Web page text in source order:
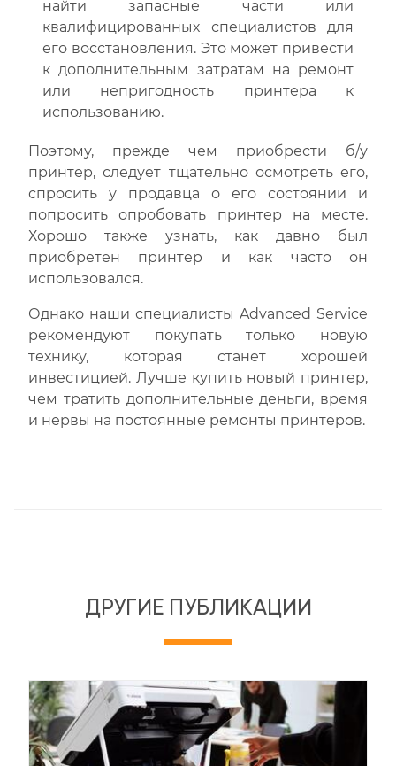
найти запасные части или
квалифицированных специалистов для
его восстановления. Это может привести
к дополнительным затратам на ремонт
или непригодность принтера к
использованию.
Поэтому, прежде чем приобрести б/у
принтер, следует тщательно осмотреть его,
спросить у продавца о его состоянии и
попросить опробовать принтер на месте.
Хорошо также узнать, как давно был
приобретен принтер и как часто он
использовался.
Однако наши специалисты Advanced Service
рекомендуют покупать только новую
технику, которая станет хорошей
инвестицией. Лучше купить новый принтер,
чем тратить дополнительные деньги, время
и нервы на постоянные ремонты принтеров.
ДРУГИЕ ПУБЛИКАЦИИ